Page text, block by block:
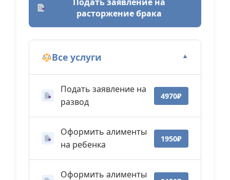
расторжение брака
Все услуги ▼
Подать заявление на
развод
4970₽
Оформить алименты
на ребенка
1950₽
Оформить алименты